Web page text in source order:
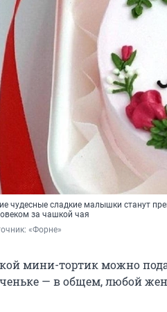
чудесные сладкие малышки станут
за чашкой чая
«Форне»
мини-тортик можно
— в общем, любой